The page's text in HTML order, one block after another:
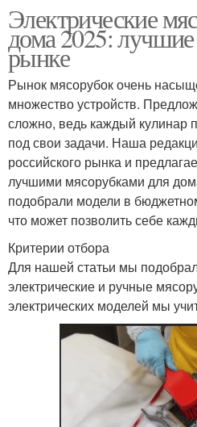
Электрические
дома 2025:
рынке
Рынок мясорубок очень
множество устройств.
сложно, ведь каждый кулинар
под свои задачи. Наша
российского рынка и
лучшими мясорубками для
подобрали модели в
что может позволить себе
Критерии отбора
Для нашей статьи мы
электрические и ручные
электрических моделей мы